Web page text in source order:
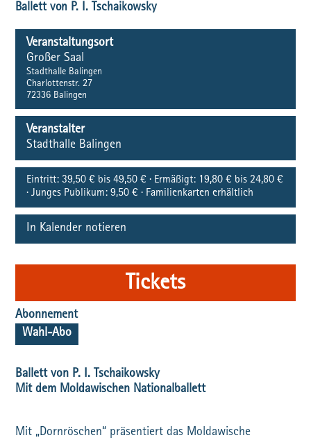
Ballett von P. I. Tschaikowsky
Veranstaltungsort
Großer Saal
Stadthalle Balingen
Charlottenstr. 27
72336 Balingen
Veranstalter
Stadthalle Balingen
Eintritt: 39,50 € bis 49,50 € · Ermäßigt: 19,80 € bis 24,80 €
· Junges Publikum: 9,50 € · Familienkarten erhältlich
In Kalender notieren
Tickets
Abonnement
Wahl-Abo
Ballett von P. I. Tschaikowsky
Mit dem Moldawischen Nationalballett
Mit „Dornröschen“ präsentiert das Moldawische